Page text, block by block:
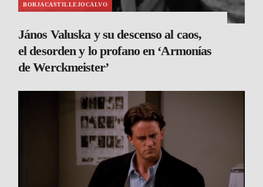
BORJACASTILLEJOCALVO
János Valuska y su descenso al caos,
el desorden y lo profano en ‘Armonías
de Werckmeister’